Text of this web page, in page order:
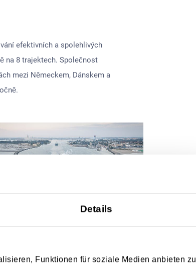
Details
Funktionen für soziale Medien anbieten zu
efektivních a spolehlivých
na 8 trajektech. Společnost
mezi Německem, Dánskem a